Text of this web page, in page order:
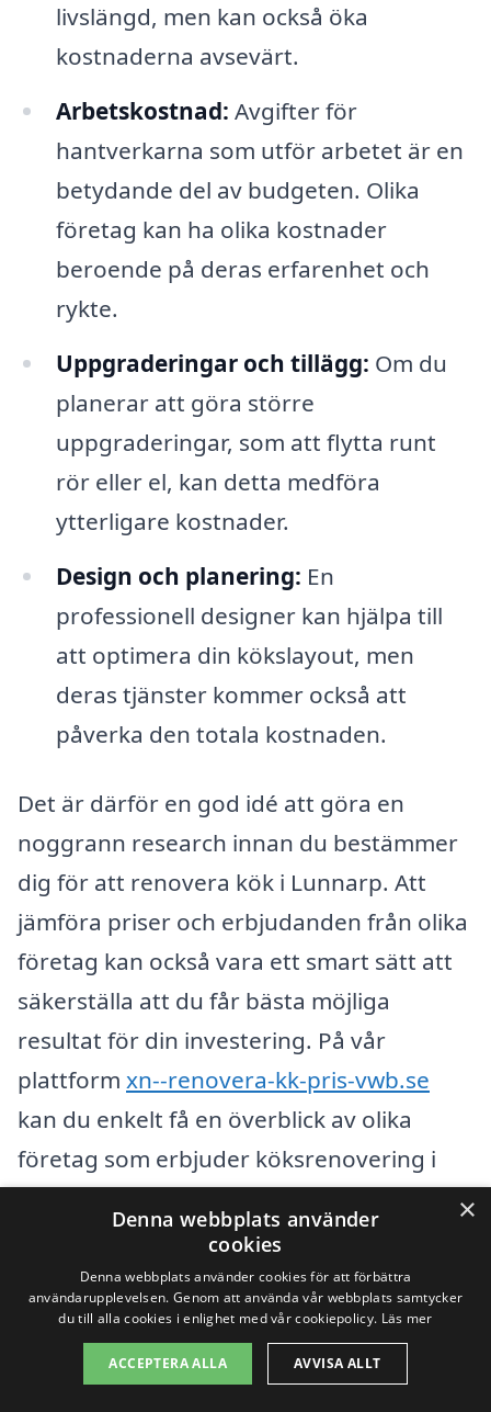
livslängd, men kan också öka
kostnaderna avsevärt.
Arbetskostnad: Avgifter för
hantverkarna som utför arbetet är en
betydande del av budgeten. Olika
företag kan ha olika kostnader
beroende på deras erfarenhet och
rykte.
Uppgraderingar och tillägg: Om du
planerar att göra större
uppgraderingar, som att flytta runt
rör eller el, kan detta medföra
ytterligare kostnader.
Design och planering: En
professionell designer kan hjälpa till
att optimera din kökslayout, men
deras tjänster kommer också att
påverka den totala kostnaden.
Det är därför en god idé att göra en
noggrann research innan du bestämmer
dig för att renovera kök i Lunnarp. Att
jämföra priser och erbjudanden från olika
företag kan också vara ett smart sätt att
säkerställa att du får bästa möjliga
resultat för din investering. På vår
plattform xn--renovera-kk-pris-vwb.se
kan du enkelt få en överblick av olika
företag som erbjuder köksrenovering i
och få flera förslag att jämföra, vilket gör
att du kan välja det alternativ som passar
bäst för ditt behov och din budget.
×
Denna webbplats använder
cookies
Denna webbplats använder cookies för att förbättra
användarupplevelsen. Genom att använda vår webbplats samtycker
du till alla cookies i enlighet med vår cookiepolicy. Läs mer
ACCEPTERA ALLA AVVISA ALLT